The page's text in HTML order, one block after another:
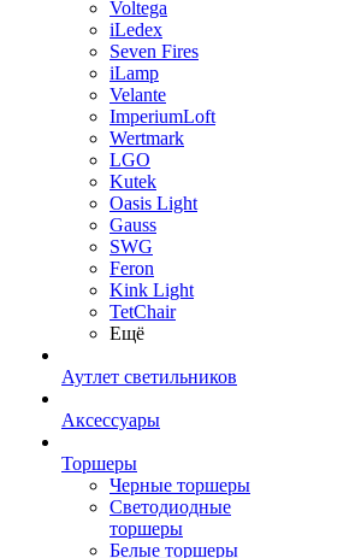
Voltega
iLedex
Seven Fires
iLamp
Velante
ImperiumLoft
Wertmark
LGO
Kutek
Oasis Light
Gauss
SWG
Feron
Kink Light
TetСhair
Ещё
Аутлет светильников
Аксессуары
Торшеры
Черные торшеры
Светодиодные
торшеры
Белые торшеры